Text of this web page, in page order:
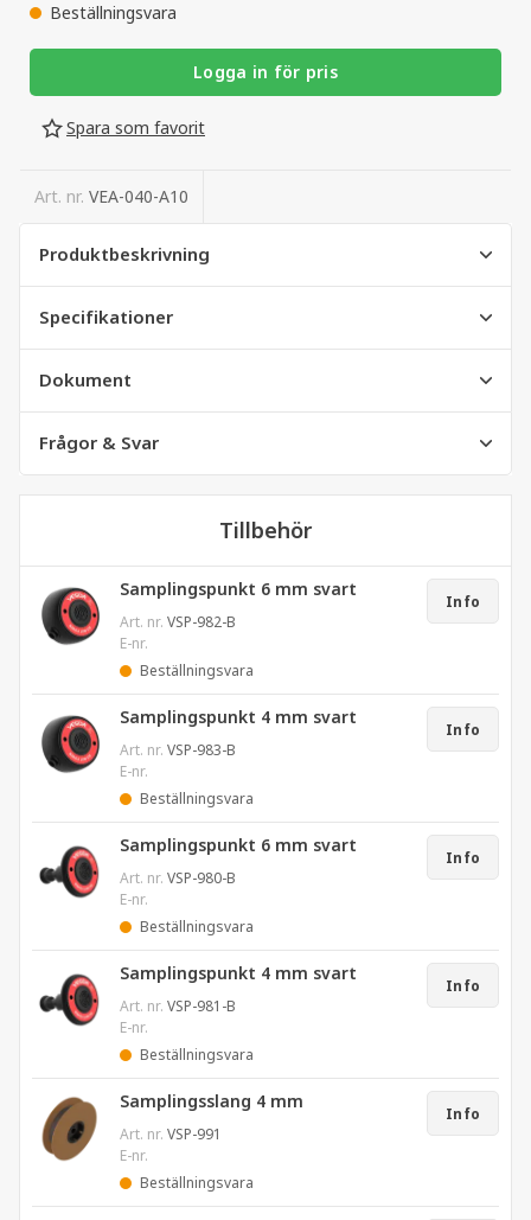
Beställningsvara
Logga in för pris
Spara som favorit
Art. nr. VEA-040-A10
Produktbeskrivning
Specifikationer
Dokument
Frågor & Svar
Tillbehör
Samplingspunkt 6 mm svart
Art. nr. VSP-982-B
E-nr.
Beställningsvara
Info
Samplingspunkt 4 mm svart
Art. nr. VSP-983-B
E-nr.
Beställningsvara
Info
Samplingspunkt 6 mm svart
Art. nr. VSP-980-B
E-nr.
Beställningsvara
Info
Samplingspunkt 4 mm svart
Art. nr. VSP-981-B
E-nr.
Beställningsvara
Info
Samplingsslang 4 mm
Art. nr. VSP-991
E-nr.
Beställningsvara
Info